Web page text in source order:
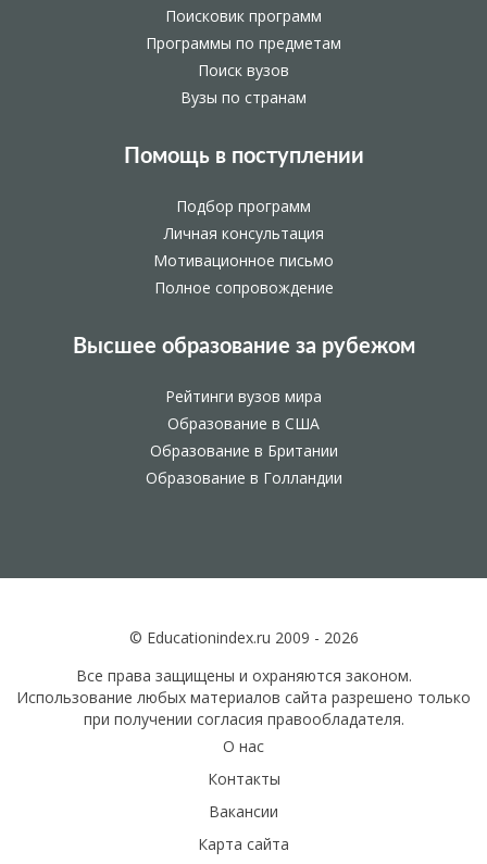
Поисковик программ
Программы по предметам
Поиск вузов
Вузы по странам
Помощь в поступлении
Подбор программ
Личная консультация
Мотивационное письмо
Полное сопровождение
Высшее образование за рубежом
Рейтинги вузов мира
Образование в США
Образование в Британии
Образование в Голландии
© Educationindex.ru 2009 - 2026
Все права защищены и охраняются законом.
Использование любых материалов сайта разрешено только
при получении согласия правообладателя.
О нас
Контакты
Вакансии
Карта сайта